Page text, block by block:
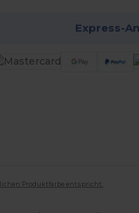
Express-
Produktfarbe entspricht.